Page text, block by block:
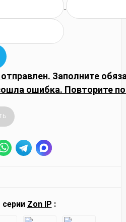
Заполните
ошибка. Повторите
Zon IP :